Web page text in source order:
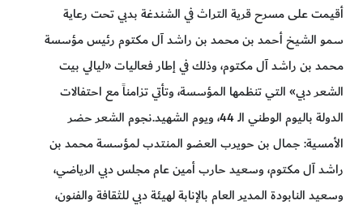
أقيمت على مسرح قرية التراث في الشندغة بدبي تحت رعاية
سمو الشيخ أحمد بن محمد بن راشد آل مكتوم رئيس مؤسسة
محمد بن راشد آل مكتوم، وذلك في إطار فعاليات «ليالي بيت
الشعر دبي» التي تنظمها المؤسسة، وتأتي تزامناً مع احتفالات
الدولة باليوم الوطني الـ 44، ويوم الشهيد.نجوم الشعر حضر
الأمسية: جمال بن حويرب العضو المنتدب لمؤسسة محمد بن
راشد آل مكتوم، وسعيد حارب أمين عام مجلس دبي الرياضي،
وسعيد النابودة المدير العام بالإنابة لهيئة دبي للثقافة والفنون،